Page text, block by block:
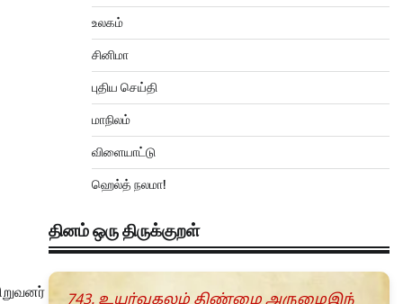
உலகம்
சினிமா
புதிய செய்தி
மாநிலம்
விளையாட்டு
ஹெல்த் நலமா!
தினம் ஒரு திருக்குறள்